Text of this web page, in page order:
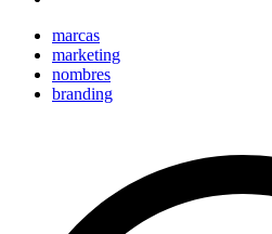
marcas
marketing
nombres
branding